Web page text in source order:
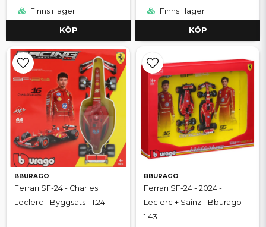
Finns i lager
KÖP
Finns i lager
KÖP
BBURAGO
Ferrari SF-24 - Charles
Leclerc - Byggsats - 1:24
BBURAGO
Ferrari SF-24 - 2024 -
Leclerc + Sainz - Bburago -
1:43